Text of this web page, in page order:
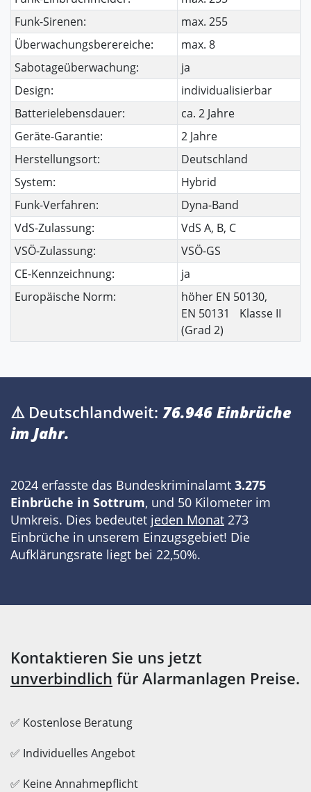
Funk-Sirenen:
max. 255
Überwachungsberereiche:
max. 8
Sabotageüberwachung:
ja
Design:
individualisierbar
Batterielebensdauer:
ca. 2 Jahre
Geräte-Garantie:
2 Jahre
Herstellungsort:
Deutschland
System:
Hybrid
Funk-Verfahren:
Dyna-Band
VdS-Zulassung:
VdS A, B, C
VSÖ-Zulassung:
VSÖ-GS
CE-Kennzeichnung:
ja
Europäische Norm:
höher EN 50130,
EN 50131 Klasse II
(Grad 2)
⚠️ Deutschlandweit: 76.946 Einbrüche
im Jahr.
2024 erfasste das Bundeskriminalamt 3.275
Einbrüche in Sottrum, und 50 Kilometer im
Umkreis. Dies bedeutet jeden Monat 273
Einbrüche in unserem Einzugsgebiet! Die
Aufklärungsrate liegt bei 22,50%.
Kontaktieren Sie uns jetzt
unverbindlich für Alarmanlagen Preise.
✅ Kostenlose Beratung
✅ Individuelles Angebot
✅ Keine Annahmepflicht